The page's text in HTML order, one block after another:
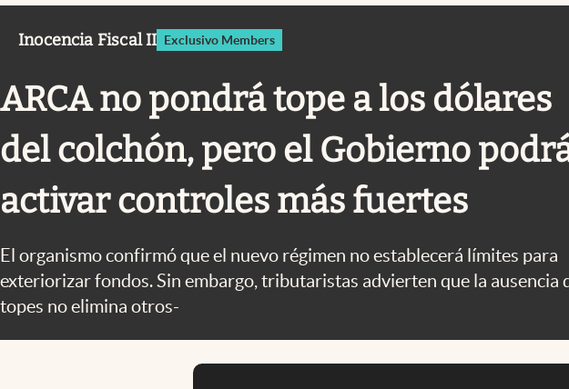
Infotechnology
Clase
Mundial 2026
Eventos Corporativos
El Cronista Studio
Mediakit
abre en nueva pestaña
Inocencia Fiscal II Exclusivo Members
ARCA no pondrá tope a los dólares
del colchón, pero el Gobierno
activar controles más fuertes
El organismo confirmó que el nuevo régimen no establecerá límites para
exteriorizar fondos. Sin embargo, tributaristas advierten que la ausencia
topes no elimina otros-